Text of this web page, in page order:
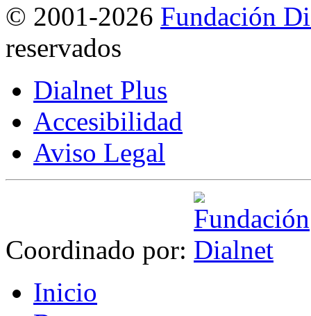
© 2001-2026 Fundación
reservados
Dialnet Plus
Accesibilidad
Aviso Legal
Coordinado por:
Inicio